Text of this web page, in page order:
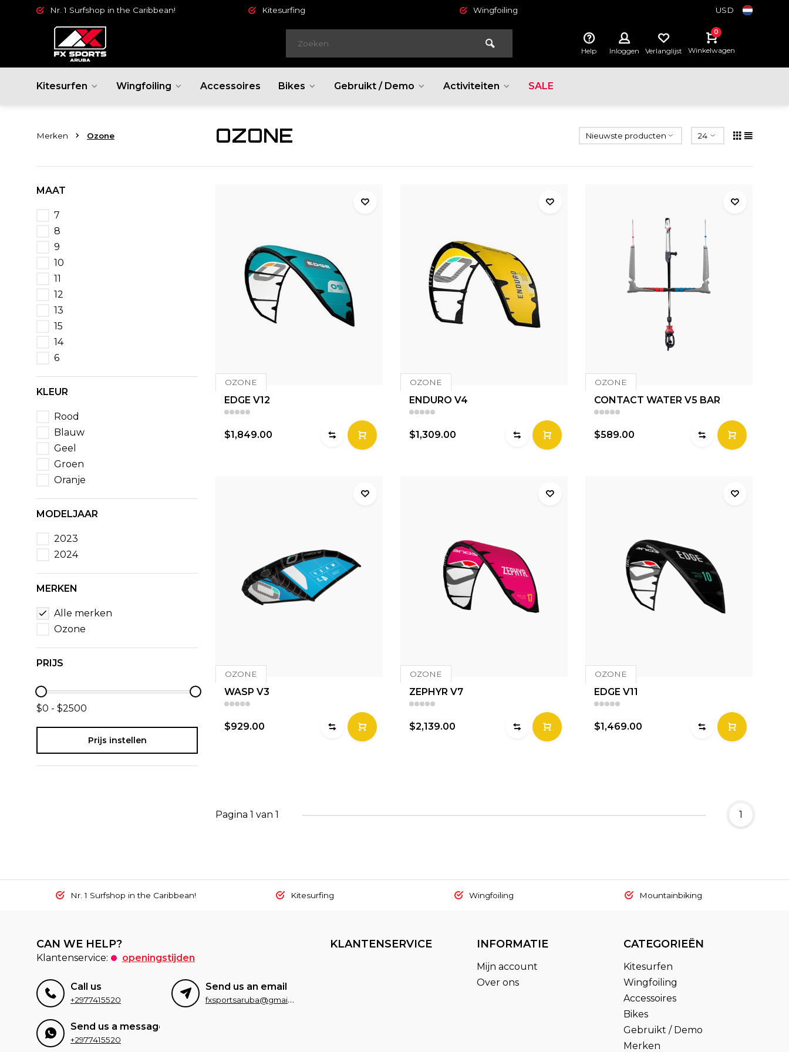
Nr. 1 Surfshop in the Caribbean! Kitesurfing Wingfoiling USD
Help Inloggen Verlanglijst
0
Winkelwagen
Kitesurfen Wingfoiling Accessoires Bikes Gebruikt / Demo Activiteiten SALE
Merken Ozone OZONE
MAAT
7
8
9
10
11
12
13
15
14
6
KLEUR
Rood
Blauw
Geel
Groen
Oranje
MODELJAAR
2023
2024
MERKEN
Alle merken
Ozone
PRIJS
$0 - $2500
Prijs instellen
OZONE
EDGE V12
$1,849.00
OZONE
ENDURO V4
$1,309.00
OZONE
CONTACT WATER V5 BAR
$589.00
OZONE
WASP V3
$929.00
OZONE
ZEPHYR V7
$2,139.00
OZONE
EDGE V11
$1,469.00
Pagina 1 van 1 1
Nr. 1 Surfshop in the Caribbean! Kitesurfing Wingfoiling Mountainbiking
CAN WE HELP?
Klantenservice: openingstijden
Call us
+2977415520
Send us an email
fxsportsaruba@gmail.com
Send us a message
+2977415520
KLANTENSERVICE INFORMATIE
Mijn account
Over ons
CATEGORIEËN
Kitesurfen
Wingfoiling
Accessoires
Bikes
Gebruikt / Demo
Merken